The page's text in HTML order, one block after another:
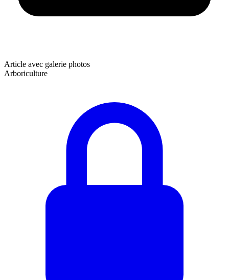
Article avec galerie photos
Arboriculture